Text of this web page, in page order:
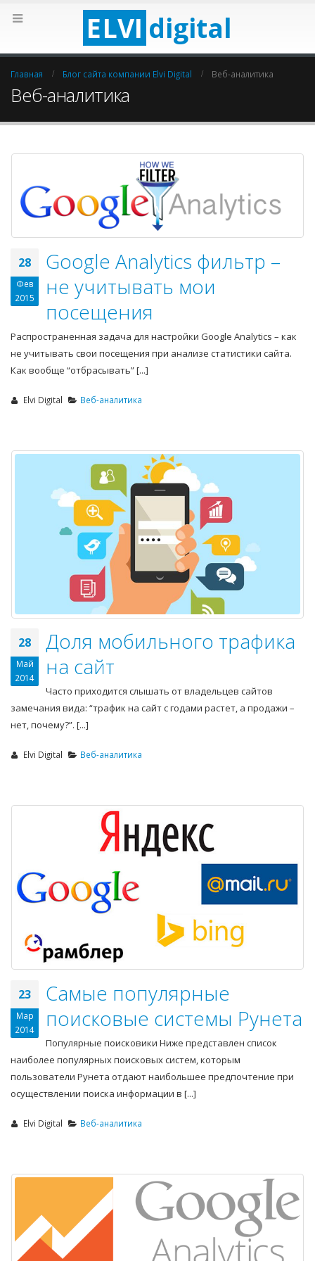
ELVI digital
Главная Блог сайта компании Elvi Digital Веб-аналитика
Веб-аналитика
28
Фев
2015
Google Analytics фильтр –
не учитывать мои
посещения
Распространенная задача для настройки Google Analytics – как
не учитывать свои посещения при анализе статистики сайта.
Как вообще “отбрасывать” [...]
Elvi Digital Веб-аналитика
28
Май
2014
Доля мобильного трафика
на сайт
Часто приходится слышать от владельцев сайтов
замечания вида: “трафик на сайт с годами растет, а продажи –
нет, почему?”. [...]
Elvi Digital Веб-аналитика
23
Мар
2014
Самые популярные
поисковые системы Рунета
Популярные поисковики Ниже представлен список
наиболее популярных поисковых систем, которым
пользователи Рунета отдают наибольшее предпочтение при
осуществлении поиска информации в [...]
Elvi Digital Веб-аналитика